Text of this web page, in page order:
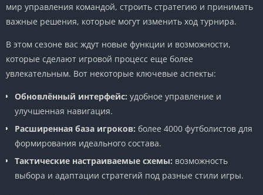
мир управления командой, строить стратегию и принимать
важные решения, которые могут изменить ход турнира.
В этом сезоне вас ждут новые функции и возможности,
которые сделают игровой процесс еще более
увлекательным. Вот некоторые ключевые аспекты:
Обновлённый интерфейс: удобное управление и
улучшенная навигация.
Расширенная база игроков: более 4000 футболистов для
формирования идеального состава.
Тактические настраиваемые схемы: возможность
выбора и адаптации стратегий под разные стили игры.